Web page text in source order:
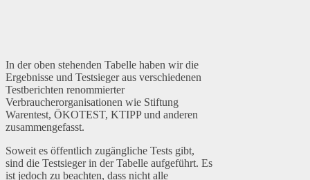
In der oben stehenden Tabelle haben wir die
Ergebnisse und Testsieger aus verschiedenen
Testberichten renommierter
Verbraucherorganisationen wie Stiftung
Warentest, ÖKOTEST, KTIPP und anderen
zusammengefasst.
Soweit es öffentlich zugängliche Tests gibt,
sind die Testsieger in der Tabelle aufgeführt. Es
ist jedoch zu beachten, dass nicht alle